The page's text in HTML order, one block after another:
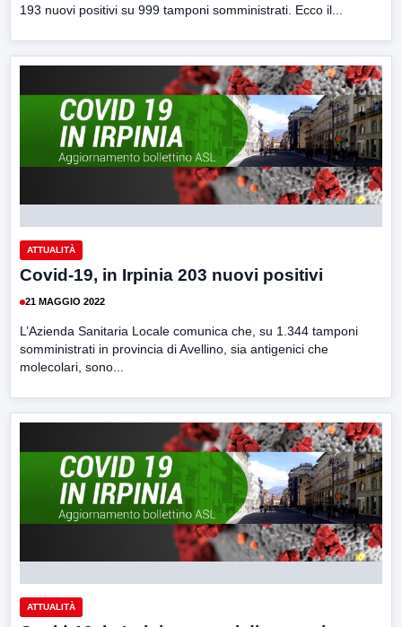
193 nuovi positivi su 999 tamponi somministrati. Ecco il...
ATTUALITÀ
Covid-19, in Irpinia 203 nuovi positivi
21 MAGGIO 2022
L’Azienda Sanitaria Locale comunica che, su 1.344 tamponi
somministrati in provincia di Avellino, sia antigenici che
molecolari, sono...
ATTUALITÀ